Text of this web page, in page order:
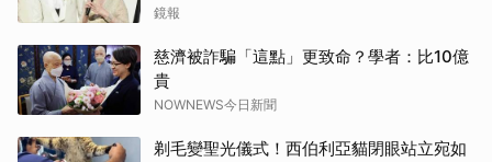
鏡報
慈濟被詐騙「這點」更致命？學者：比10億
貴
NOWNEWS今日新聞
剃毛變聖光儀式！西伯利亞貓閉眼站立宛如